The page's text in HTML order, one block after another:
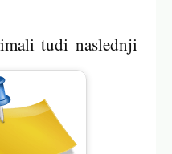
tudi naslednji